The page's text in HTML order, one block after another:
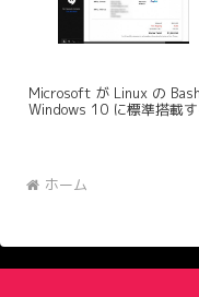
Microsoft が Linux の
Windows 10 に標準搭載す
ホーム